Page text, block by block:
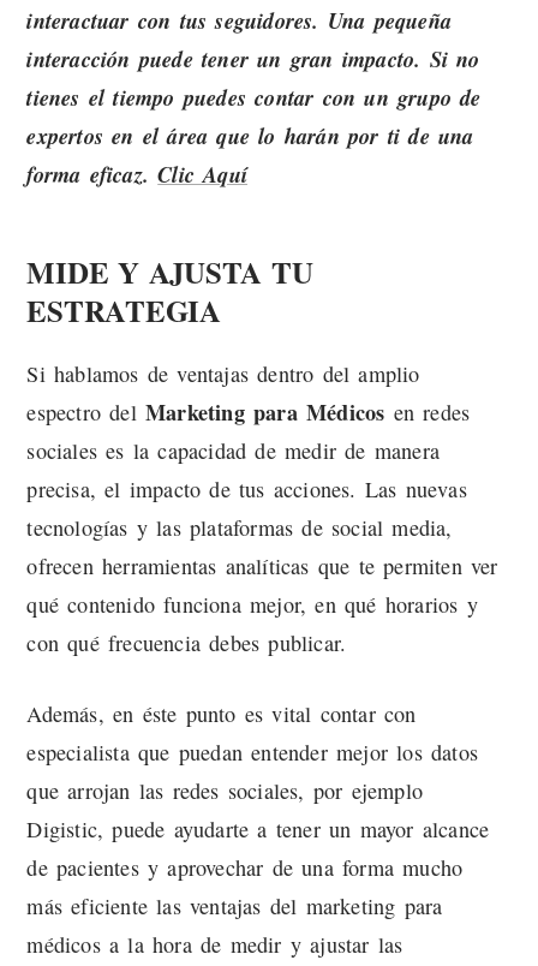
interactuar con tus seguidores. Una pequeña
interacción puede tener un gran impacto. Si no
tienes el tiempo puedes contar con un grupo de
expertos en el área que lo harán por ti de una
forma eficaz.Clic Aquí
MIDE Y AJUSTA TU
ESTRATEGIA
Si hablamos de ventajas dentro del amplio
espectro delMarketing para Médicos en redes
sociales es la capacidad de medir de manera
precisa, el impacto de tus acciones. Las nuevas
tecnologías y las plataformas de social media,
ofrecen herramientas analíticas que te permiten ver
qué contenido funciona mejor, en qué horarios y
con qué frecuencia debes publicar.
Además, en éste punto es vital contar con
especialista que puedan entender mejor los datos
que arrojan las redes sociales, por ejemplo
Digistic, puede ayudarte a tener un mayor alcance
de pacientes y aprovechar de una forma mucho
más eficiente las ventajas del marketing para
médicos a la hora de medir y ajustar las